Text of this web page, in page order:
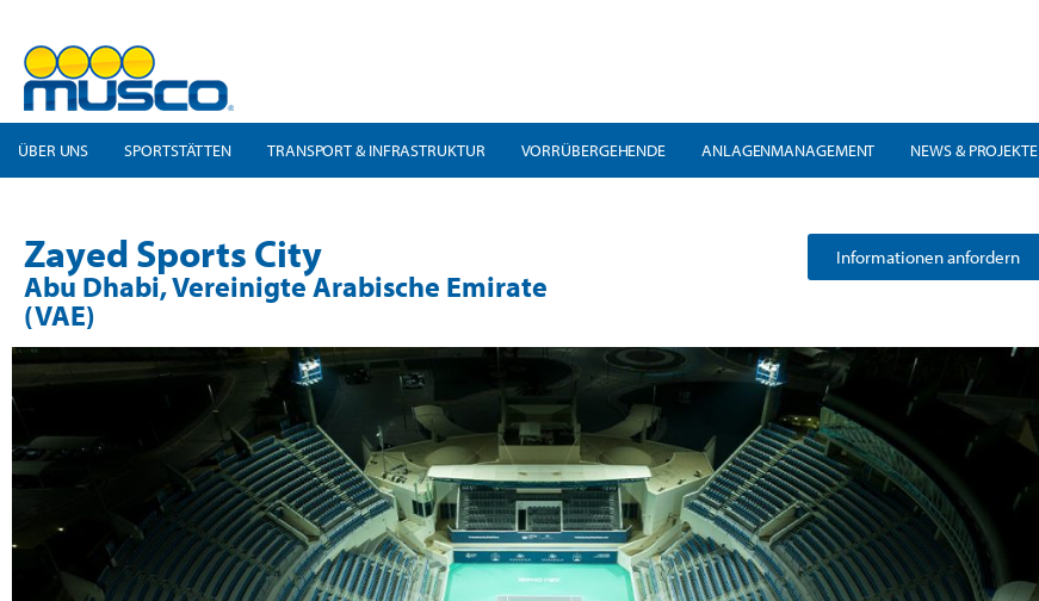
ÜBER UNS SPORTSTÄTTEN TRANSPORT & INFRASTRUKTUR VORRÜBERGEHENDE ANLAGENMANAGEMENT NEWS & PROJEKTE
Zayed Sports City
Abu Dhabi, Vereinigte Arabische Emirate
(VAE)
Informationen anfordern